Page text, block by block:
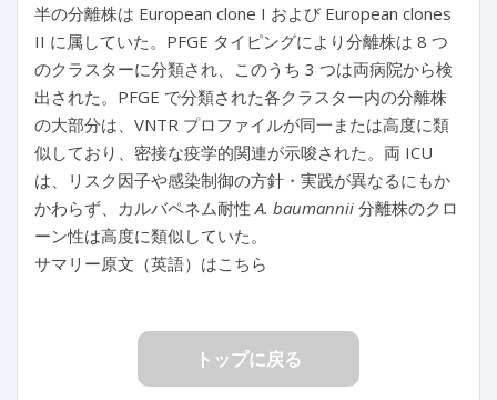
半の分離株は European clone I および European clones
II に属していた。PFGE タイピングにより分離株は 8 つ
のクラスターに分類され、このうち 3 つは両病院から検
出された。PFGE で分類された各クラスター内の分離株
の大部分は、VNTR プロファイルが同一または高度に類
似しており、密接な疫学的関連が示唆された。両 ICU
は、リスク因子や感染制御の方針・実践が異なるにもか
かわらず、カルバペネム耐性 A. baumannii 分離株のクロ
ーン性は高度に類似していた。
サマリー原文（英語）はこちら
トップに戻る